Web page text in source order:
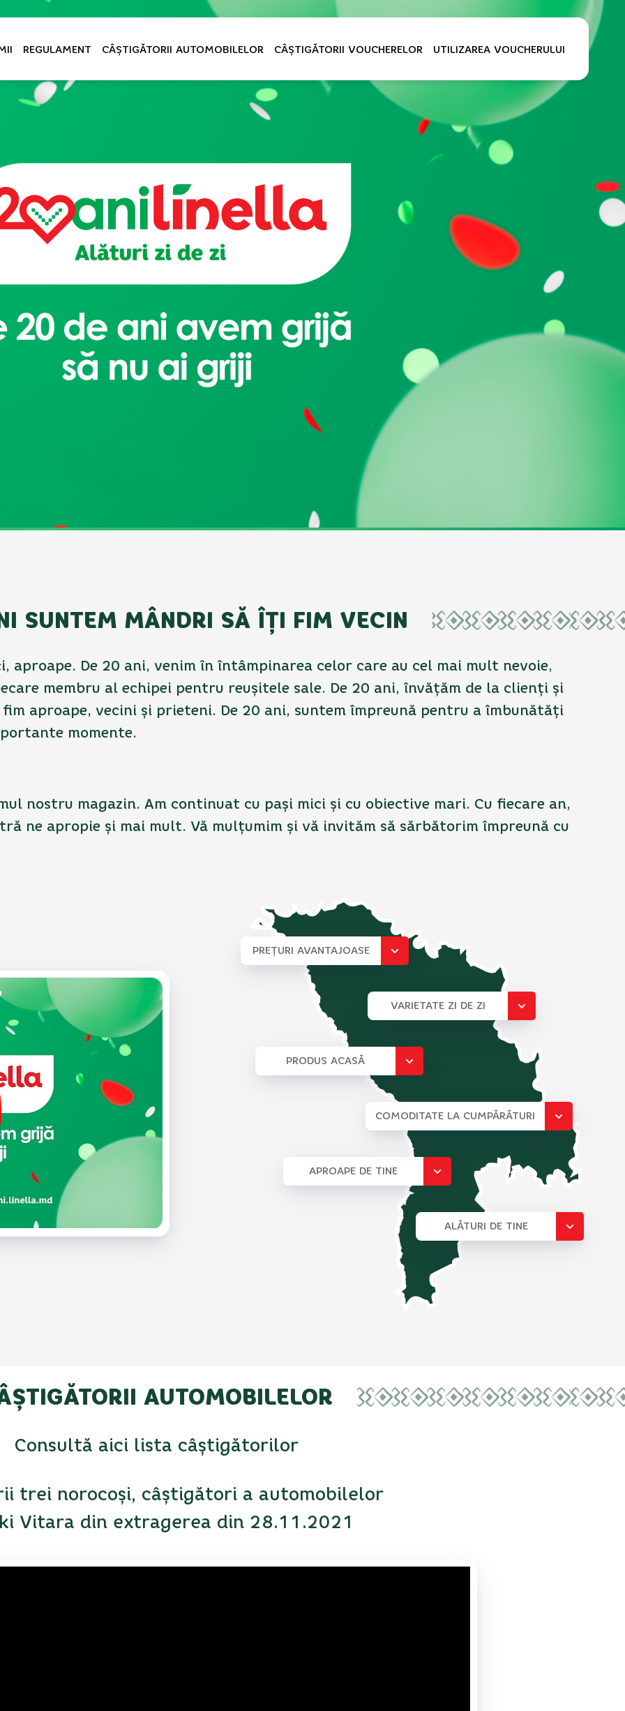
REGULAMENT CÂȘTIGĂTORII AUTOMOBILELOR CÂȘTIGĂTORII VOUCHERELOR UTILIZAREA VOUCHERULUI
SUNTEM MÂNDRI SĂ ÎȚI FIM VECIN
aproape. De 20 ani, venim în întâmpinarea celor care au cel mai mult nevoie,
membru al echipei pentru reușitele sale. De 20 ani, învățăm de la clienți și
aproape, vecini și prieteni. De 20 ani, suntem împreună pentru a îmbunătăți
momente.
nostru magazin. Am continuat cu pași mici și cu obiective mari. Cu fiecare an,
ne apropie și mai mult. Vă mulțumim și vă invităm să sărbătorim împreună cu
PREȚURI AVANTAJOASE
VARIETATE ZI DE ZI
PRODUS ACASĂ
COMODITATE LA CUMPĂRĂTURI
APROAPE DE TINE
ALĂTURI DE TINE
AUTOMOBILELOR
Consultă aici lista câștigătorilor
trei norocoși, câștigători a automobilelor
Vitara din extragerea din 28.11.2021